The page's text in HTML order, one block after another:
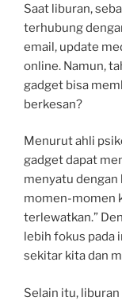
Saat liburan,
terhubung
email, update
online. Namun,
gadget bisa
berkesan?
Menurut ahli
gadget dapat
menyatu
momen-momen
terlewatkan.”
lebih fokus pada
sekitar kita dan
Selain itu,